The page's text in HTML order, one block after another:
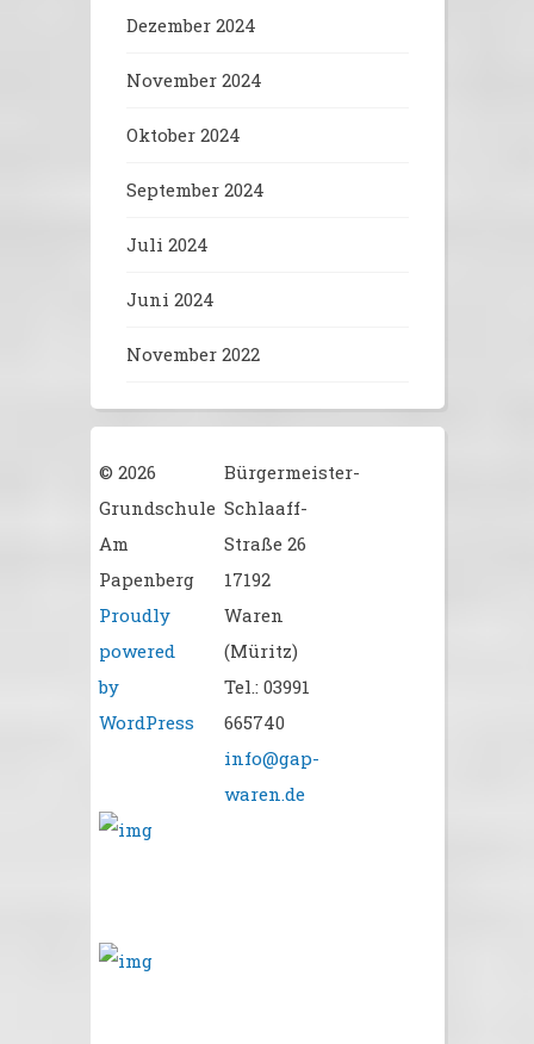
Dezember 2024
November 2024
Oktober 2024
September 2024
Juli 2024
Juni 2024
November 2022
© 2026
Grundschule
Am
Papenberg
Proudly
powered
by
WordPress
Bürgermeister-
Schlaaff-
Straße 26
17192
Waren
(Müritz)
Tel.: 03991
665740
info@gap-
waren.de